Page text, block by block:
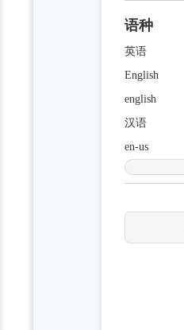
语种
英语
English
english
汉语
en-us